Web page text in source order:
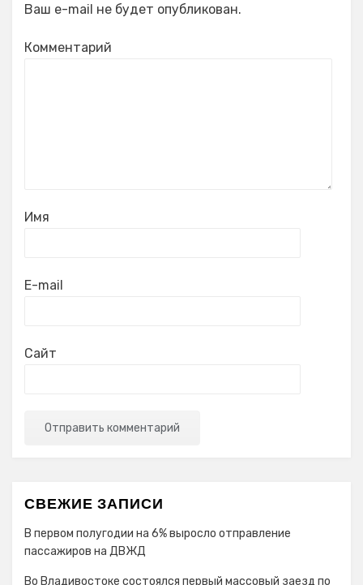
Ваш e-mail не будет опубликован.
Комментарий
Имя
E-mail
Сайт
СВЕЖИЕ ЗАПИСИ
В первом полугодии на 6% выросло отправление
пассажиров на ДВЖД
Во Владивостоке состоялся первый массовый заезд по